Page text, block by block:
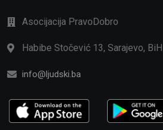
Asocijacija PravoDobro
Habibe Stočević 13, Sarajevo, BiH
info@ljudski.ba